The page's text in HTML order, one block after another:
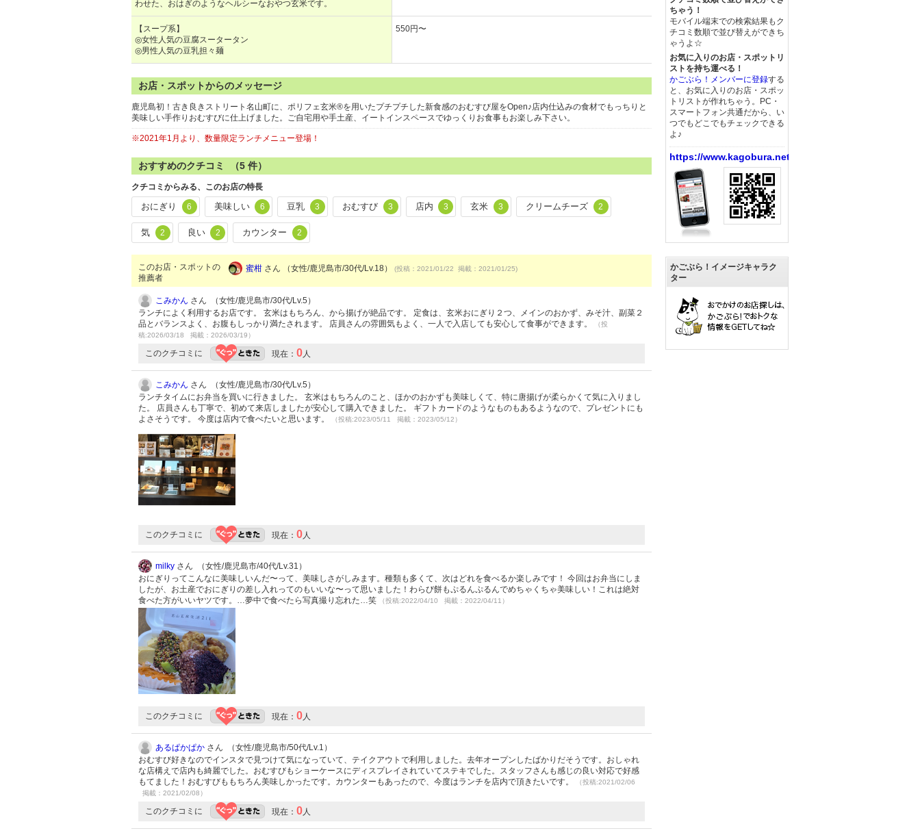
わせた、おはぎのようなヘルシーなおやつ玄米です。
【スープ系】
◎女性人気の豆腐スータータン
◎男性人気の豆乳担々麺
550円〜
お店・スポットからのメッセージ
鹿児島初！古き良きストリート名山町に、ポリフェ玄米®︎を用いたプチプチした新食感のおむすび屋をOpen♪店内仕込みの食材でもっちりと
美味しい手作りおむすびに仕上げました。ご自宅用や手土産、イートインスペースでゆっくりお食事もお楽しみ下さい。
※2021年1月より、数量限定ランチメニュー登場！
おすすめのクチコミ （5 件）
クチコミからみる、このお店の特長
おにぎり 6 美味しい 6 豆乳 3 おむすび 3 店内 3 玄米 3 クリームチーズ 2
気 2 良い 2 カウンター 2
このお店・スポットの
推薦者
蜜柑 さん （女性/鹿児島市/30代/Lv.18） (投稿：2021/01/22 掲載：2021/01/25)
こみかん さん （女性/鹿児島市/30代/Lv.5）
ランチによく利用するお店です。 玄米はもちろん、から揚げが絶品です。 定食は、玄米おにぎり２つ、メインのおかず、みそ汁、副菜２
品とバランスよく、お腹もしっかり満たされます。 店員さんの雰囲気もよく、一人で入店しても安心して食事ができます。
（投
稿:2026/03/18 掲載：2026/03/19）
このクチコミに 現在： 0人
こみかん さん （女性/鹿児島市/30代/Lv.5）
ランチタイムにお弁当を買いに行きました。 玄米はもちろんのこと、ほかのおかずも美味しくて、特に唐揚げが柔らかくて気に入りまし
た。 店員さんも丁寧で、初めて来店しましたが安心して購入できました。 ギフトカードのようなものもあるようなので、プレゼントにも
よさそうです。 今度は店内で食べたいと思います。
（投稿:2023/05/11 掲載：2023/05/12）
このクチコミに 現在： 0人
milky さん （女性/鹿児島市/40代/Lv.31）
おにぎりってこんなに美味しいんだ〜って、美味しさがしみます。種類も多くて、次はどれを食べるか楽しみです！ 今回はお弁当にしま
したが、お土産でおにぎりの差し入れってのもいいな〜って思いました！わらび餅もぷるんぷるんでめちゃくちゃ美味しい！これは絶対
食べた方がいいヤツです。…夢中で食べたら写真撮り忘れた…笑
（投稿:2022/04/10 掲載：2022/04/11）
このクチコミに 現在： 0人
あるぱかぱか さん （女性/鹿児島市/50代/Lv.1）
おむすび好きなのでインスタで見つけて気になっていて、テイクアウトで利用しました。去年オープンしたばかりだそうです。おしゃれ
な店構えで店内も綺麗でした。おむすびもショーケースにディスプレイされていてステキでした。スタッフさんも感じの良い対応で好感
もてました！おむすびももちろん美味しかったです。カウンターもあったので、今度はランチを店内で頂きたいです。
（投稿:2021/02/06
掲載：2021/02/08）
このクチコミに 現在： 0人
ちゃう！
モバイル端末での検索結果もク
チコミ数順で並び替えができち
ゃうよ☆
お気に入りのお店・スポットリ
ストを持ち運べる！
かごぶら！メンバーに登録する
と、お気に入りのお店・スポッ
トリストが作れちゃう。PC・
スマートフォン共通だから、い
つでもどこでもチェックできる
よ♪
https://www.kagobura.net/
かごぶら！イメージキャラク
ター